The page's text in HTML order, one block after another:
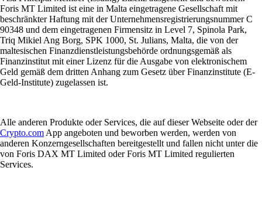
Foris MT Limited ist eine in Malta eingetragene Gesellschaft mit
beschränkter Haftung mit der Unternehmensregistrierungsnummer C
90348 und dem eingetragenen Firmensitz in Level 7, Spinola Park,
Triq Mikiel Ang Borg, SPK 1000, St. Julians, Malta, die von der
maltesischen Finanzdienstleistungsbehörde ordnungsgemäß als
Finanzinstitut mit einer Lizenz für die Ausgabe von elektronischem
Geld gemäß dem dritten Anhang zum Gesetz über Finanzinstitute (E-
Geld-Institute) zugelassen ist.
Alle anderen Produkte oder Services, die auf dieser Webseite oder der
Crypto.com App angeboten und beworben werden, werden von
anderen Konzerngesellschaften bereitgestellt und fallen nicht unter die
von Foris DAX MT Limited oder Foris MT Limited regulierten
Services.